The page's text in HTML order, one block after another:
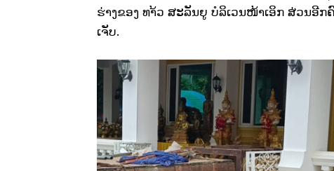
ຮ່າງຂອງ ທາ້ວ ສະລັນຍູ ບໍລິເວນໜ້າເອິກ ສ່ວນອີ
ເຈັບ.